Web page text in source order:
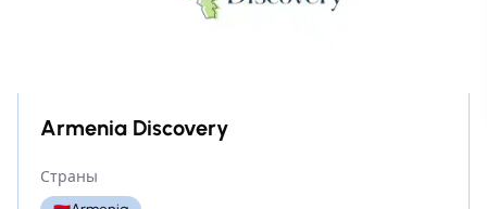
Armenia Discovery
Страны